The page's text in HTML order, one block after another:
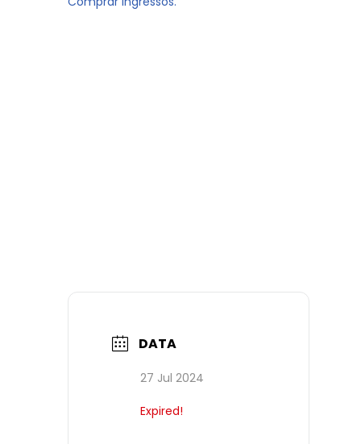
DATA
27 Jul 2024
Expired!